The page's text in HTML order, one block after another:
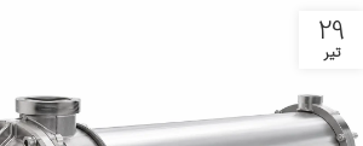
29
تیر